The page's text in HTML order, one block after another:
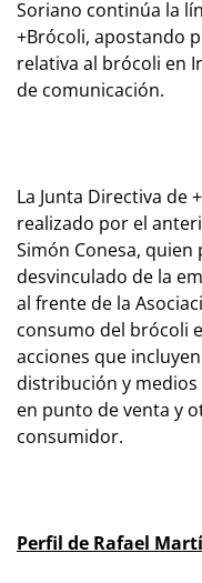
Soriano continúa la
+Brócoli, apostando
relativa al brócoli en
de comunicación.
La Junta Directiva de
realizado por el
Simón Conesa,
desvinculado de la
al frente de la
consumo del brócoli
acciones que
distribución y
en punto de venta y
consumidor.
Perfil de Rafael